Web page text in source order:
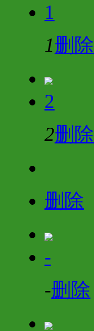
1
1删除
2
2删除
删除
-
-删除